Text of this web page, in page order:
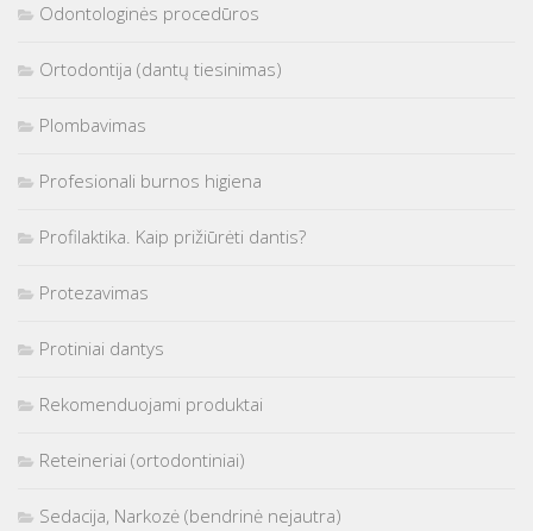
Odontologinės procedūros
Ortodontija (dantų tiesinimas)
Plombavimas
Profesionali burnos higiena
Profilaktika. Kaip prižiūrėti dantis?
Protezavimas
Protiniai dantys
Rekomenduojami produktai
Reteineriai (ortodontiniai)
Sedacija, Narkozė (bendrinė nejautra)